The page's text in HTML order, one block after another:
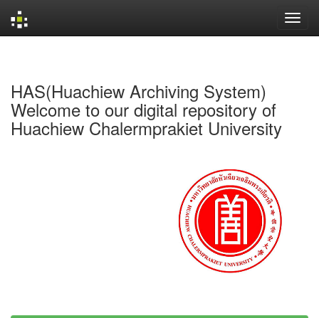
HAS(Huachiew Archiving System)
Welcome to our digital repository of
Huachiew Chalermprakiet University